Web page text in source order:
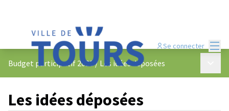
Se connecter
Budget participatif 2023/ Les idées déposées
Les idées déposées